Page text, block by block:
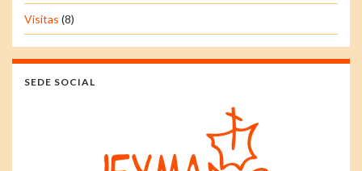
Visitas (8)
SEDE SOCIAL